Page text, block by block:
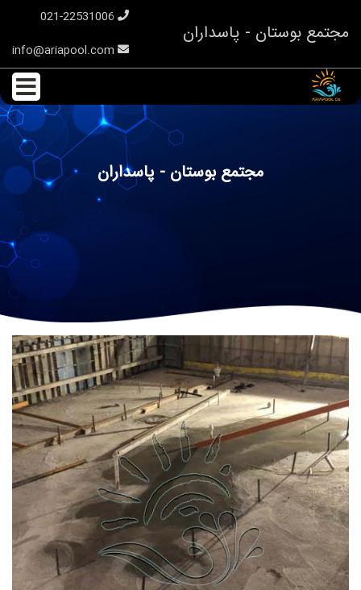
مجتمع بوستان - پاسداران
مجتمع بوستان - پاسداران